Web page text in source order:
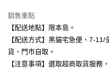
聯邦商業銀行
元大商業銀行
台新國際商業銀行
台灣樂天信用卡公司
悠遊付
Google Pay
全盈+PAY
銷售重點
【配送地點】限本島。
【配送方式】黑貓宅急便、7-
貨、門市自取。
【注意事項】選取超商取貨服務